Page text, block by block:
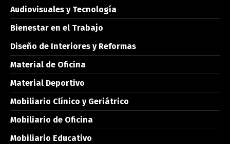
Audiovisuales y Tecnología
Bienestar en el Trabajo
Diseño de Interiores y Reformas
Material de Oficina
Material Deportivo
Mobiliario Clínico y Geriátrico
Mobiliario de Oficina
Mobiliario Educativo